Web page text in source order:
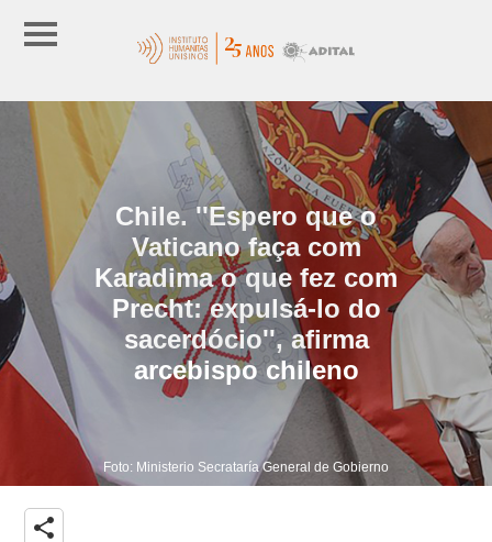
Chile. ''Espero que o
Vaticano faça com
Karadima o que fez com
Precht: expulsá-lo do
sacerdócio'', afirma
arcebispo chileno
Foto: Ministerio Secrataría General de Gobierno
share